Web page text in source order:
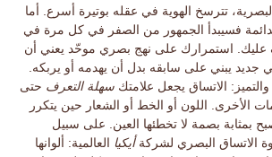
تترسخ الهوية في عقله بوتيرة أسرع. أما
فسيبدأ الجمهور من الصفر في كل مرة في
عليك. استمرارك على نهج بصري موحّد يعني أن
يبني على سابقه بدل أن يهدمه أو يربكه.
الاتساق يجعل علامتك سهلة التعرف حتى
الأخرى. اللون أو الخط أو الشعار حين يتكرر
بمثابة بصمة لا تخطئها العين. على سبيل
الاتساق البصري لشركةأيكيا العالمية: ألوانها